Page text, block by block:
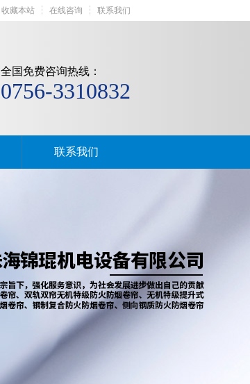
收藏本站 在线咨询 联系我们
全国免费咨询热线：
0756-3310832
联系我们